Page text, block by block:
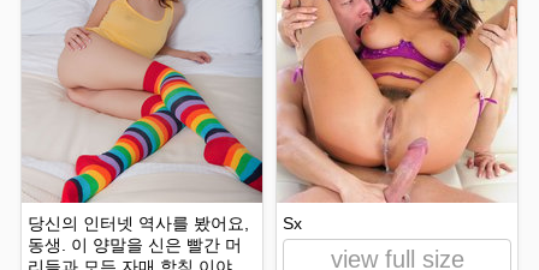
당신의 인터넷 역사를 봤어요,
동생. 이 양말을 신은 빨간 머
Sx
view full size